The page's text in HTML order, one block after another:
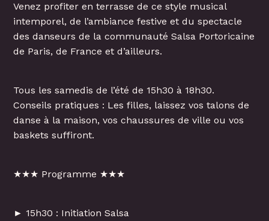
Venez profiter en terrasse de ce style musical
intemporel, de l’ambiance festive et du spectacle
des danseurs de la communauté Salsa Portoricaine
de Paris, de France et d’ailleurs.
Tous les samedis de l’été de 15h30 à 18h30.
Conseils pratiques : Les filles, laissez vos talons de
danse à la maison, vos chaussures de ville ou vos
baskets suffiront.
★★★ Programme ★★★
► 15h30 : Initiation Salsa